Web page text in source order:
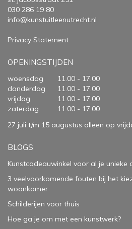
030 286 19 80
info@kunstuitleenutrecht.nl
Privacy Statement
OPENINGSTIJDEN
woensdag
11.00 - 17.00
donderdag
11.00 - 17.00
vrijdag
11.00 - 17.00
zaterdag
11.00 - 17.00
27 juli t/m 15 augustus alleen op
BLOGS
Kunstcadeauwinkel voor al je unieke
3 veelvoorkomende fouten bij het
woonkamer
Schilderijen voor thuis
Hoe ga je om met een kunstwerk?